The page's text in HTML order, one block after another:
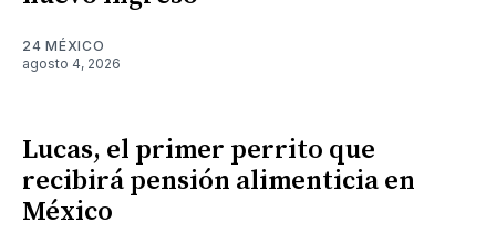
24 MÉXICO
agosto 4, 2026
Lucas, el primer perrito que
recibirá pensión alimenticia en
México